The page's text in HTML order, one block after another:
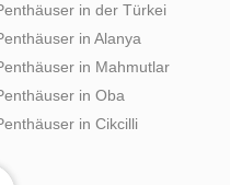
in der Türkei
in Alanya
in Mahmutlar
in Oba
in Cikcilli